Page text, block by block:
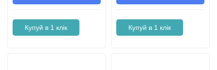
Купуй в 1 клік Купуй в 1 клік